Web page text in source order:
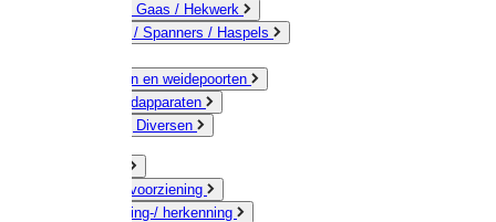
Geleiders / Gaas / Hekwerk
Verbinders / Spanners / Haspels
Doorgangen en weidepoorten
Schrikdraadapparaten
Afrastering Diversen
Drinkwatervoorziening
Veemarkering-/ herkenning